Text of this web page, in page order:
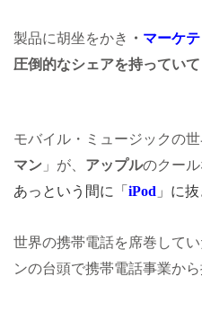
製品に胡坐をかき ・ マーケ
圧倒的なシェアを持ってい
モバイル・ミュージックの
マン 」が、 アップルのクール
あっという間に「 iPod 」に抜
世界の携帯電話を席巻してい
ンの台頭で携帯電話事業から